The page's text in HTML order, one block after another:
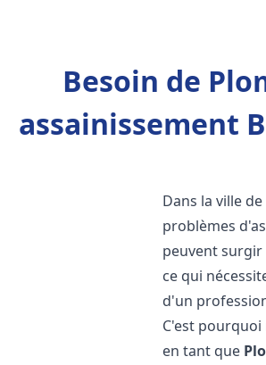
Besoin de
assainissement
Dans la ville de
problèmes
peuvent
ce qui
d'un
C'est pourquoi
en tant que